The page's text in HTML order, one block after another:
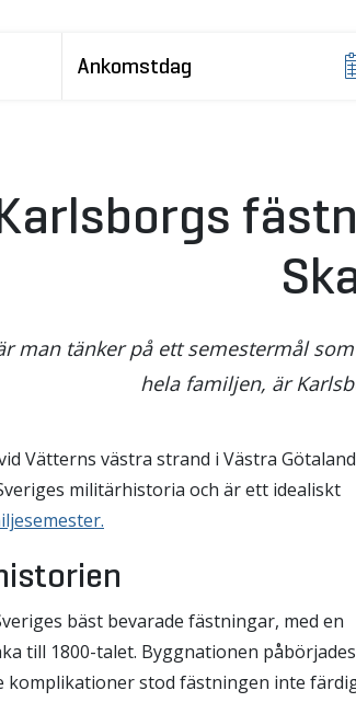
man tänker på ett semestermål
hela familjen, är
Vätterns västra strand i Västra
militärhistoria och är ett idealiskt
bäst bevarade fästningar, med en
till 1800-talet. Byggnationen
komplikationer stod fästningen inte